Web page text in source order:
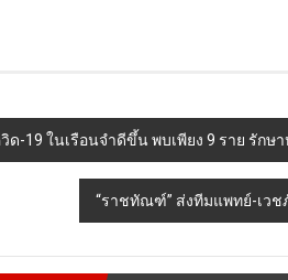
ด-19 ในเรือนจำดีขึ้น พบเพียง 9 ราย รักษา
“ราชทัณฑ์” ส่งทีมแพทย์-เว